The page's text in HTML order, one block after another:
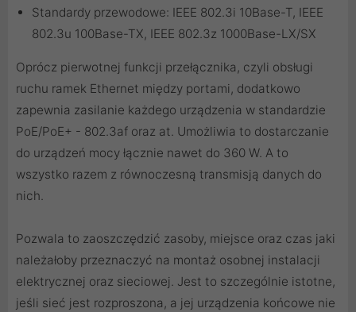
Standardy przewodowe: IEEE 802.3i 10Base-T, IEEE
802.3u 100Base-TX, IEEE 802.3z 1000Base-LX/SX
Oprócz pierwotnej funkcji przełącznika, czyli obsługi
ruchu ramek Ethernet między portami, dodatkowo
zapewnia zasilanie każdego urządzenia w standardzie
PoE/PoE+ - 802.3af oraz at. Umożliwia to dostarczanie
do urządzeń mocy łącznie nawet do 360 W. A to
wszystko razem z równoczesną transmisją danych do
nich.
Pozwala to zaoszczędzić zasoby, miejsce oraz czas jaki
należałoby przeznaczyć na montaż osobnej instalacji
elektrycznej oraz sieciowej. Jest to szczególnie istotne,
jeśli sieć jest rozproszona, a jej urządzenia końcowe nie